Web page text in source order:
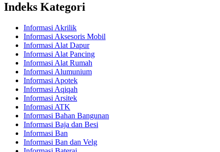
Indeks Kategori
Informasi Akrilik
Informasi Aksesoris Mobil
Informasi Alat Dapur
Informasi Alat Pancing
Informasi Alat Rumah
Informasi Alumunium
Informasi Apotek
Informasi Aqiqah
Informasi Arsitek
Informasi ATK
Informasi Bahan Bangunan
Informasi Baja dan Besi
Informasi Ban
Informasi Ban dan Velg